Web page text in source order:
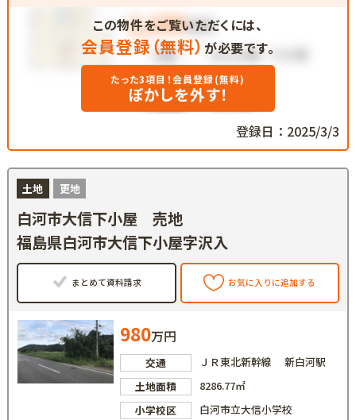
この物件をご覧いただくには、
会員登録（無料） が必要です。
たった3項目！会員登録(無料)
ぼかしを外す！
登録日：2025/3/3
土地 更地
白河市大信下小屋 売地
福島県白河市大信下小屋字沢入
まとめて資料請求 お気に入りに追加する
980万円
交通
ＪＲ東北新幹線 新白河駅
土地面積
8286.77㎡
小学校区
白河市立大信小学校